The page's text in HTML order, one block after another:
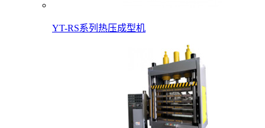
YT-RS系列热压成型机